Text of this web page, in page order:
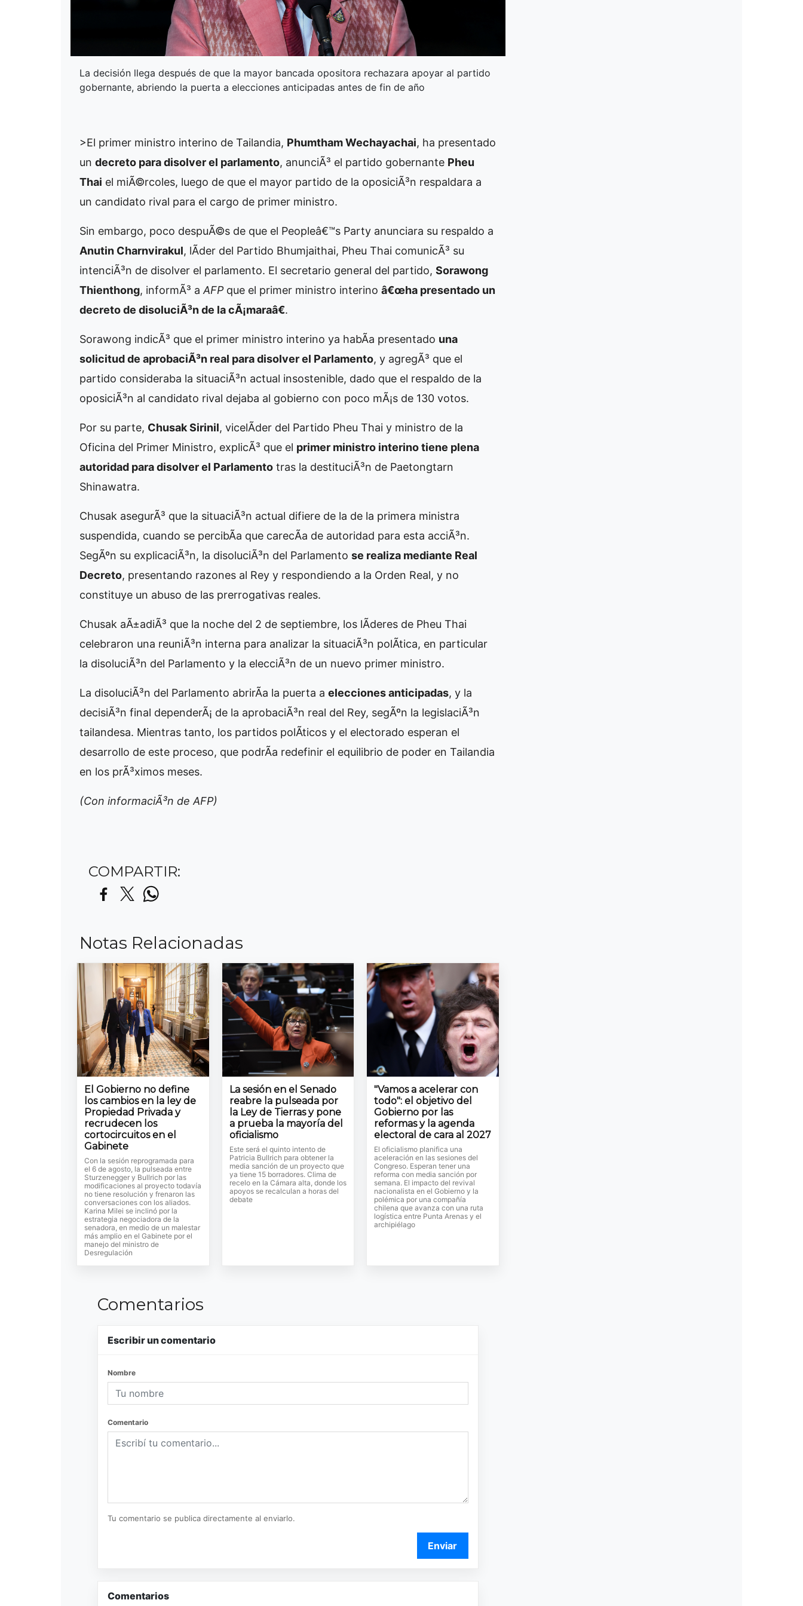
La decisión llega después de que la mayor bancada opositora rechazara apoyar al partido
gobernante, abriendo la puerta a elecciones anticipadas antes de fin de año
>El primer ministro interino de Tailandia, Phumtham Wechayachai, ha presentado
un decreto para disolver el parlamento, anunciÃ³ el partido gobernante Pheu
Thai el miÃ©rcoles, luego de que el mayor partido de la oposiciÃ³n respaldara a
un candidato rival para el cargo de primer ministro.
Sin embargo, poco despuÃ©s de que el Peopleâ€™s Party anunciara su respaldo a
Anutin Charnvirakul, lÃ­der del Partido Bhumjaithai, Pheu Thai comunicÃ³ su
intenciÃ³n de disolver el parlamento. El secretario general del partido, Sorawong
Thienthong, informÃ³ a AFPque el primer ministro interino â€œha presentado un
decreto de disoluciÃ³n de la cÃ¡maraâ€.
Sorawong indicÃ³ que el primer ministro interino ya habÃ­a presentado una
solicitud de aprobaciÃ³n real para disolver el Parlamento, y agregÃ³ que el
partido consideraba la situaciÃ³n actual insostenible, dado que el respaldo de la
oposiciÃ³n al candidato rival dejaba al gobierno con poco mÃ¡s de 130 votos.
Por su parte, Chusak Sirinil, vicelÃ­der del Partido Pheu Thai y ministro de la
Oficina del Primer Ministro, explicÃ³ que el primer ministro interino tiene plena
autoridad para disolver el Parlamento tras la destituciÃ³n de Paetongtarn
Shinawatra.
Chusak asegurÃ³ que la situaciÃ³n actual difiere de la de la primera ministra
suspendida, cuando se percibÃ­a que carecÃ­a de autoridad para esta acciÃ³n.
SegÃºn su explicaciÃ³n, la disoluciÃ³n del Parlamento se realiza mediante Real
Decreto, presentando razones al Rey y respondiendo a la Orden Real, y no
constituye un abuso de las prerrogativas reales.
Chusak aÃ±adiÃ³ que la noche del 2 de septiembre, los lÃ­deres de Pheu Thai
celebraron una reuniÃ³n interna para analizar la situaciÃ³n polÃ­tica, en particular
la disoluciÃ³n del Parlamento y la elecciÃ³n de un nuevo primer ministro.
La disoluciÃ³n del Parlamento abrirÃ­a la puerta a elecciones anticipadas, y la
decisiÃ³n final dependerÃ¡ de la aprobaciÃ³n real del Rey, segÃºn la legislaciÃ³n
tailandesa. Mientras tanto, los partidos polÃ­ticos y el electorado esperan el
desarrollo de este proceso, que podrÃ­a redefinir el equilibrio de poder en Tailandia
en los prÃ³ximos meses.
(Con informaciÃ³n de AFP)
COMPARTIR:
Notas Relacionadas
El Gobierno no define
los cambios en la ley de
Propiedad Privada y
recrudecen los
cortocircuitos en el
Gabinete
Con la sesión reprogramada para
el 6 de agosto, la pulseada entre
Sturzenegger y Bullrich por las
modificaciones al proyecto todavía
no tiene resolución y frenaron las
conversaciones con los aliados.
Karina Milei se inclinó por la
estrategia negociadora de la
senadora, en medio de un malestar
más amplio en el Gabinete por el
manejo del ministro de
Desregulación
La sesión en el Senado
reabre la pulseada por
la Ley de Tierras y pone
a prueba la mayoría del
oficialismo
Este será el quinto intento de
Patricia Bullrich para obtener la
media sanción de un proyecto que
ya tiene 15 borradores. Clima de
recelo en la Cámara alta, donde los
apoyos se recalculan a horas del
debate
"Vamos a acelerar con
todo": el objetivo del
Gobierno por las
reformas y la agenda
electoral de cara al 2027
El oficialismo planifica una
aceleración en las sesiones del
Congreso. Esperan tener una
reforma con media sanción por
semana. El impacto del revival
nacionalista en el Gobierno y la
polémica por una compañía
chilena que avanza con una ruta
logística entre Punta Arenas y el
archipiélago
Comentarios
Escribir un comentario
Nombre
Comentario
Tu comentario se publica directamente al enviarlo.
Enviar
Comentarios